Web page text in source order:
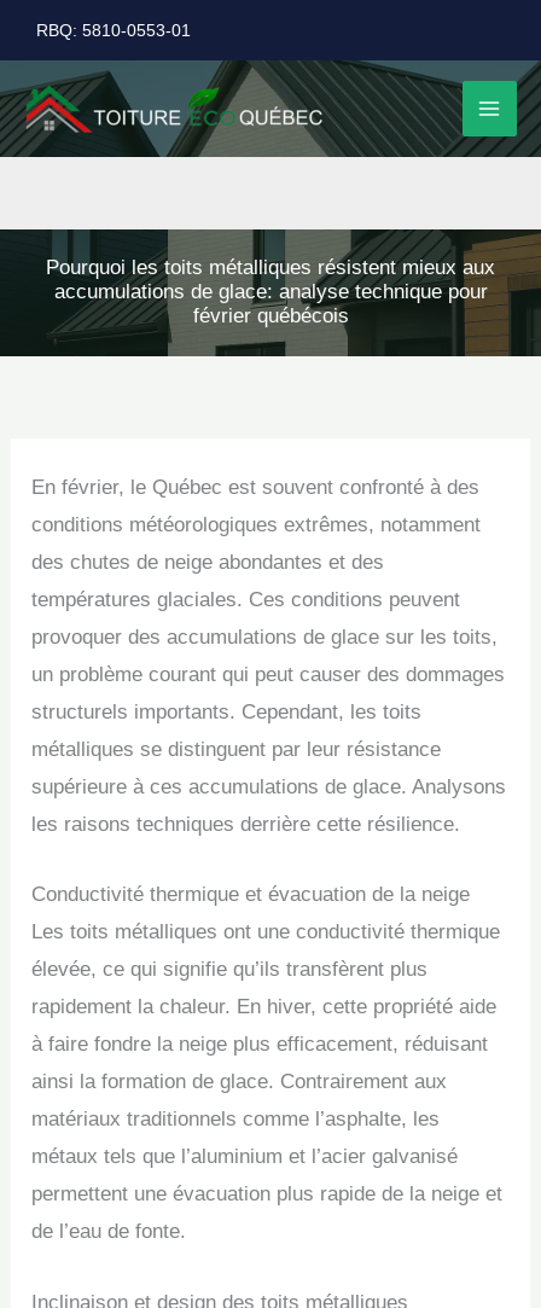
au
contenu
RBQ: 5810-0553-01
Pourquoi les toits métalliques résistent mieux aux
accumulations de glace: analyse technique pour
février québécois
En février, le Québec est souvent confronté à des
conditions météorologiques extrêmes, notamment
des chutes de neige abondantes et des
températures glaciales. Ces conditions peuvent
provoquer des accumulations de glace sur les toits,
un problème courant qui peut causer des dommages
structurels importants. Cependant, les toits
métalliques se distinguent par leur résistance
supérieure à ces accumulations de glace. Analysons
les raisons techniques derrière cette résilience.
Conductivité thermique et évacuation de la neige
Les toits métalliques ont une conductivité thermique
élevée, ce qui signifie qu’ils transfèrent plus
rapidement la chaleur. En hiver, cette propriété aide
à faire fondre la neige plus efficacement, réduisant
ainsi la formation de glace. Contrairement aux
matériaux traditionnels comme l’asphalte, les
métaux tels que l’aluminium et l’acier galvanisé
permettent une évacuation plus rapide de la neige et
de l’eau de fonte.
Inclinaison et design des toits métalliques